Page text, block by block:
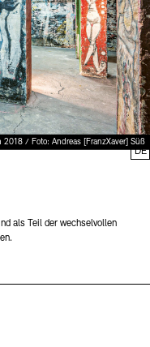
/ Foto: Andreas [FranzXaver] Süß
als Teil der wechselvollen
DE